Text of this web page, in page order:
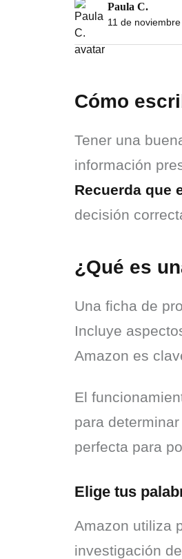
Paula C.
11 de
Cómo
Tener una
Recuerda que
decisión
¿Qué es
Una ficha de
Incluye
Amazon es
El
para
perfecta para
Elige tus
Amazon utiliza
investigación